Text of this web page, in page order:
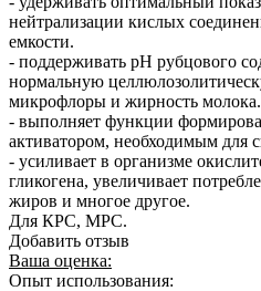
нейтрализации кислых
емкости.
- поддерживать рН рубцового
нормальную
микрофлоры и жирность молока.
- выполняет функции
активатором, необходимым для
- усиливает в организме
гликогена, увеличивает
жиров и многое другое.
Для КРС, МРС.
Добавить отзыв
Ваша оценка:
Опыт использования: